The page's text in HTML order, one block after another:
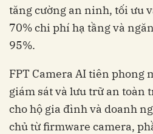
tăng cường an ninh, tối ưu
70% chi phí hạ tầng và
giám sát và lưu trữ an toàn
cho hộ gia đình và doanh
chủ từ firmware camera,